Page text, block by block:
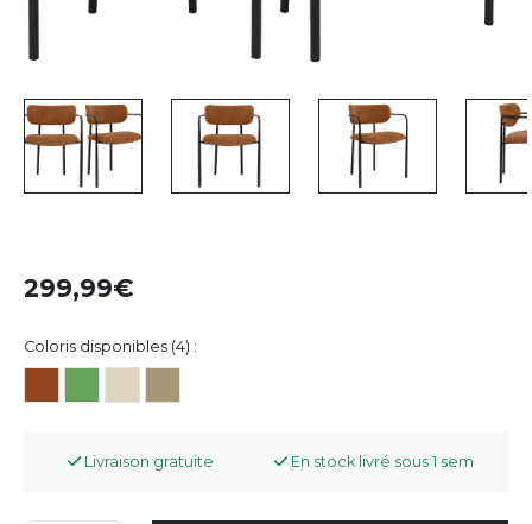
299,99
Coloris disponibles (4) :
Livraison gratuite En stock livré sous 1 sem